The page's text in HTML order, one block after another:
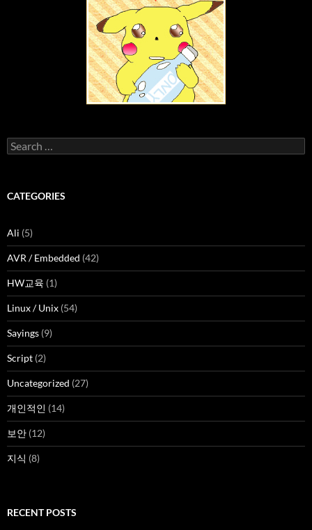
Search
for:
CATEGORIES
Ali (5)
AVR / Embedded (42)
HW교육 (1)
Linux / Unix (54)
Sayings (9)
Script (2)
Uncategorized (27)
개인적인 (14)
보안 (12)
지식 (8)
RECENT POSTS